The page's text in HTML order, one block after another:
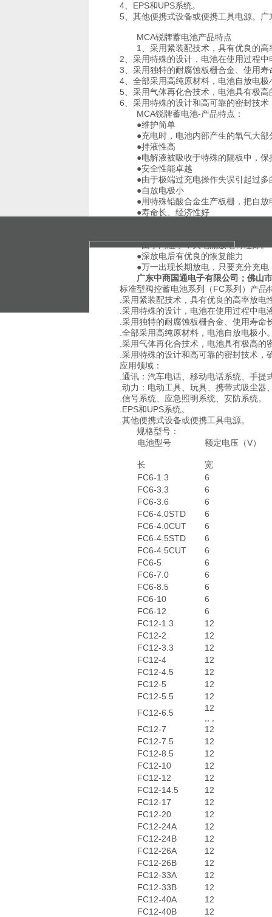
4、EPS和UPS系统。
5、其他便携式设备或便携工具电源。
MCA锐牌蓄电池产品特点
1、采用紧装配技术，具有优良的高
2、采用特殊的设计，电池在使用过程
3、采用独特的耐腐蚀板栅合金、使用寿
4、全部采用高纯原材料，电池自放电极
5、采用气体再化合技术，电池具有极
6、采用特殊的设计和高可靠的密封技
MCA锐牌蓄电池-产品特点：
●维护简单
●充电时，电池内部产生的氧气大
●持液性高
●电解液被吸收于特殊的隔板中，
●安全性能卓越
●由于极端过充电操作失误引起过
●自放电极小
●用特殊铅酸合金生产板栅，把自放
●寿命长、经济性好
●深放电后有优良的恢复能力
●万一出现长期放电，只要充分充
广东中商国通电子有限公司；佛山
标准型阀控蓄电池系列（FC系列）产品
.采用紧装配技术，具有优良的高率放电
.采用特殊的设计，电池在使用过程中
.采用独特的耐腐蚀板栅合金、使用寿命
.全部采用高纯原材料，电池自放电极
.采用气体再化合技术，电池具有极高
.采用特殊的设计和高可靠的密封技术，
应用领域：
.通讯：汽车电话、移动电话系统、手提
.动力：电动工具、玩具、携带式吸尘器
.信号系统、应急照明系统、安防系统。
.EPS和UPS系统。
.其他便携式设备或便携工具电源。
规格型号：
电池型号
额定电压（V）
长
宽
FC6-1.3
6
FC6-3.3
6
FC6-3.6
6
FC6-4.0STD
6
FC6-4.0CUT
6
FC6-4.5STD
6
FC6-4.5CUT
6
FC6-5
6
FC6-7.0
6
FC6-8.5
6
FC6-10
6
FC6-12
6
FC12-1.3
12
FC12-2
12
FC12-3.3
12
FC12-4
12
FC12-4.5
12
FC12-5
12
FC12-5.5
12
FC12-6.5
12
FC12-7
12
FC12-7.5
12
FC12-8.5
12
FC12-10
12
FC12-12
12
FC12-14.5
12
FC12-17
12
FC12-20
12
FC12-24A
12
FC12-24B
12
FC12-26A
12
FC12-26B
12
FC12-33A
12
FC12-33B
12
FC12-40A
12
FC12-40B
12
Copyright © 2020 upssaite88.com All Rights
联系电话：400-808-1172 联系邮箱：
友情链接：英国KE蓄电池 劲博蓄电池 丰日蓄电池 西力
CSB蓄电池 理士蓄电池 双登蓄电池 耐普蓄电